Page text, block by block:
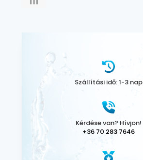
Szállítási idő: 1-3 nap
Kérdése van? Hívjon!
+36 70 283 7646